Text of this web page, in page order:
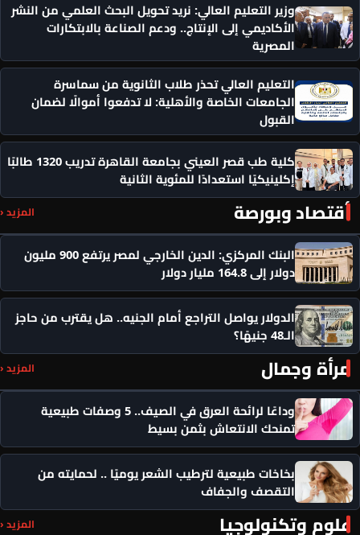
وزير التعليم العالي: نريد تحويل البحث العلمي من النشر
الأكاديمي إلى الإنتاج.. ودعم الصناعة بالابتكارات
المصرية
التعليم العالي تحذر طلاب الثانوية من سماسرة
الجامعات الخاصة والأهلية: لا تدفعوا أموالًا لضمان
القبول
كلية طب قصر العيني بجامعة القاهرة تدريب 1320 طالبًا
إكلينيكيًا استعدادًا للمئوية الثانية
أقتصاد وبورصة المزيد ‹
البنك المركزي: الدين الخارجي لمصر يرتفع 900 مليون
دولار إلى 164.8 مليار دولار
الدولار يواصل التراجع أمام الجنيه.. هل يقترب من حاجز
الـ48 جنيهًا؟
مرأة وجمال المزيد ‹
وداعًا لرائحة العرق في الصيف.. 5 وصفات طبيعية
تمنحك الانتعاش بثمن بسيط
بخاخات طبيعية لترطيب الشعر يوميًا .. لحمايته من
التقصف والجفاف
علوم وتكنولوجيا المزيد ‹